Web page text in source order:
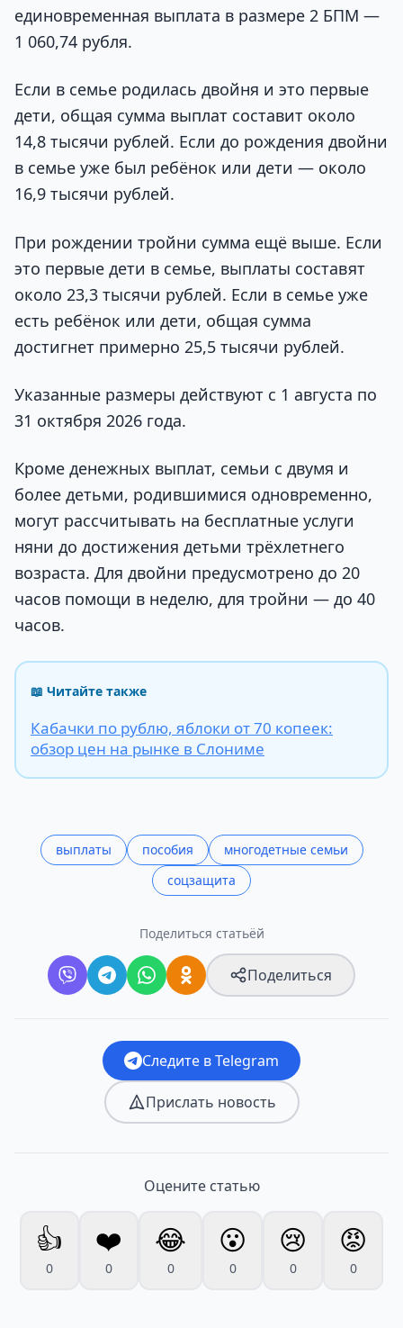
единовременная выплата в размере 2 БПМ —
1 060,74 рубля.
Если в семье родилась двойня и это первые
дети, общая сумма выплат составит около
14,8 тысячи рублей. Если до рождения двойни
в семье уже был ребёнок или дети — около
16,9 тысячи рублей.
При рождении тройни сумма ещё выше. Если
это первые дети в семье, выплаты составят
около 23,3 тысячи рублей. Если в семье уже
есть ребёнок или дети, общая сумма
достигнет примерно 25,5 тысячи рублей.
Указанные размеры действуют с 1 августа по
31 октября 2026 года.
Кроме денежных выплат, семьи с двумя и
более детьми, родившимися одновременно,
могут рассчитывать на бесплатные услуги
няни до достижения детьми трёхлетнего
возраста. Для двойни предусмотрено до 20
часов помощи в неделю, для тройни — до 40
часов.
📖 Читайте также
Кабачки по рублю, яблоки от 70 копеек:
обзор цен на рынке в Слониме
выплаты пособия
многодетные семьи
соцзащита
Поделиться статьёй
Поделиться
Следите в Telegram
Прислать новость
Оцените статью
👍
0
❤️
0
😂
0
😮
0
😢
0
😡
0